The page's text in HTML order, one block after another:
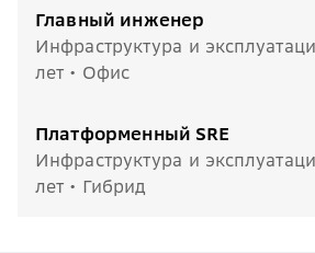
Главный инженер
Инфраструктура и
лет • Офис
Платформенный SRE
Инфраструктура и
лет • Гибрид